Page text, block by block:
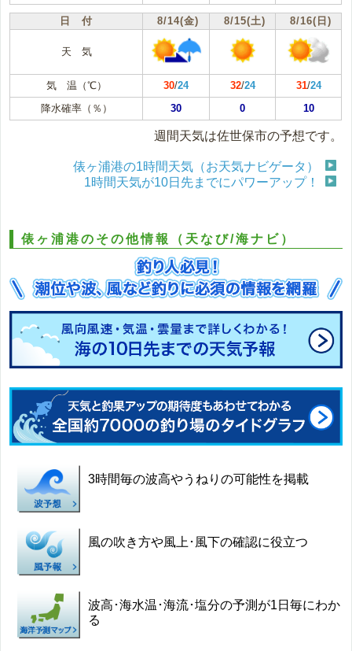
日 付 8/14(金) 8/15(土) 8/16(日)
天 気
気 温（℃） 30/24 32/24 31/24
降水確率（％）
30 0 10
週間天気は佐世保市の予想です。
俵ヶ浦港の1時間天気（お天気ナビゲータ）
1時間天気が10日先までにパワーアップ！
俵ヶ浦港のその他情報（天なび/海ナビ）
3時間毎の波高やうねりの可能性を掲載
風の吹き方や風上･風下の確認に役立つ
波高･海水温･海流･塩分の予測が1日毎にわか
る